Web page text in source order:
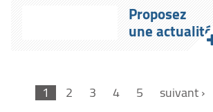
Proposez
une actualité
1 2 3 4 5 suivant ›